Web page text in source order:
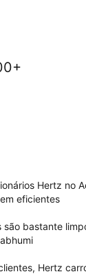
Hertz no
eficientes
bastante
Hertz